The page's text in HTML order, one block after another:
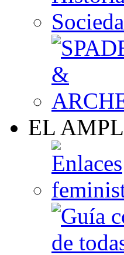
EL